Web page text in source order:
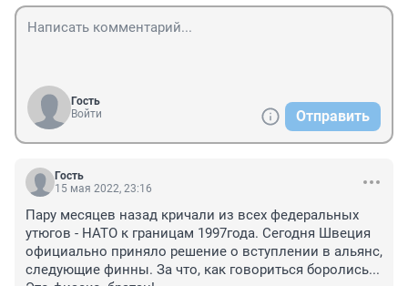
Гость
Войти
Отправить
Гость
15 мая 2022, 23:16
Пару месяцев назад кричали из всех федеральных
утюгов - НАТО к границам 1997года. Сегодня Швеция
официально приняло решение о вступлении в альянс,
следующие финны. За что, как говориться боролись...